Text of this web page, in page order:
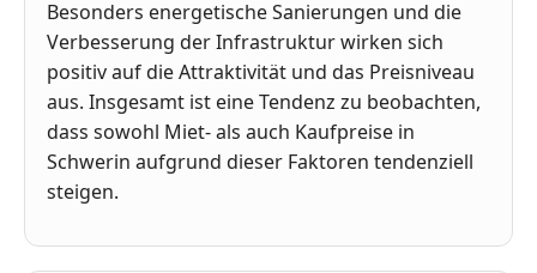
Besonders energetische Sanierungen und die
Verbesserung der Infrastruktur wirken sich
positiv auf die Attraktivität und das Preisniveau
aus. Insgesamt ist eine Tendenz zu beobachten,
dass sowohl Miet- als auch Kaufpreise in
Schwerin aufgrund dieser Faktoren tendenziell
steigen.